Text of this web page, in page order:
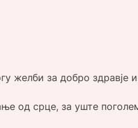
желби за добро здравје
од срце, за уште